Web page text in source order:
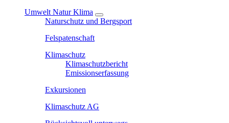
Umwelt Natur Klima
Naturschutz und Bergsport
Felspatenschaft
Klimaschutz
Klimaschutzbericht
Emissionserfassung
Exkursionen
Klimaschutz AG